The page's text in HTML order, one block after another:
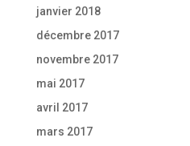
janvier 2018
décembre 2017
novembre 2017
mai 2017
avril 2017
mars 2017